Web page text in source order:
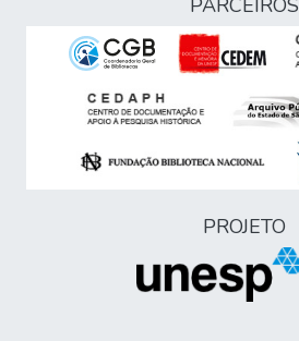
PARCEIROS
PROJETO